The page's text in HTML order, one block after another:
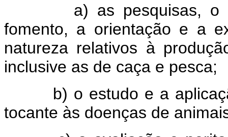
a) as pesquisas, o
fomento, a orientação e a
natureza relativos à
inclusive as de caça e pesca;
b) o estudo e a
tocante às doenças de